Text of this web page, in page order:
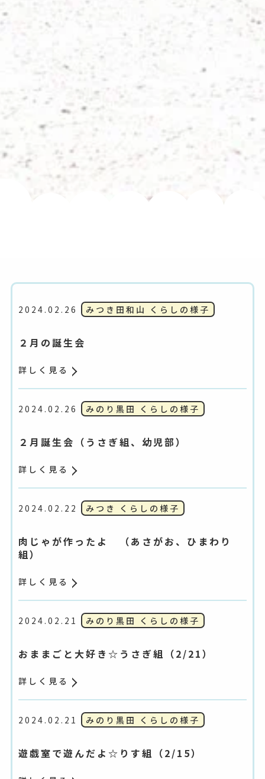
2024.02.26 みつき田和山 くらしの様子
２月の誕生会
詳しく見る
2024.02.26 みのり黒田 くらしの様子
２月誕生会（うさぎ組、幼児部）
詳しく見る
2024.02.22 みつき くらしの様子
肉じゃが作ったよ （あさがお、ひまわり
組）
詳しく見る
2024.02.21 みのり黒田 くらしの様子
おままごと大好き☆うさぎ組（2/21）
詳しく見る
2024.02.21 みのり黒田 くらしの様子
遊戯室で遊んだよ☆りす組（2/15）